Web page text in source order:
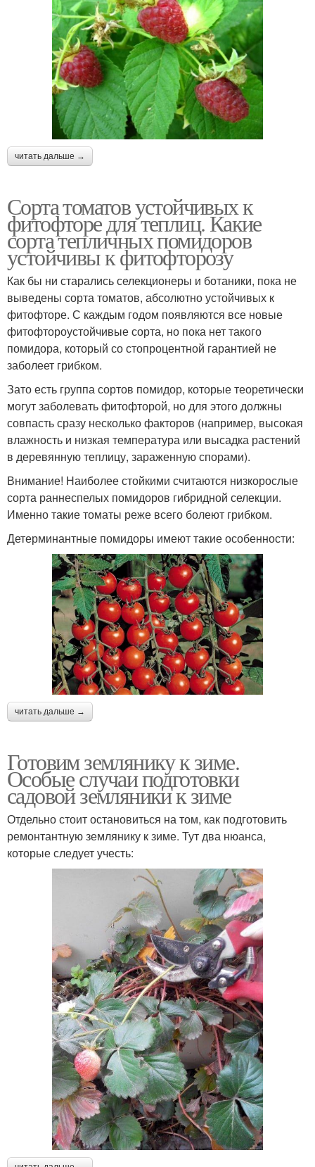
читать дальше →
Сорта томатов устойчивых к
фитофторе для теплиц. Какие
сорта тепличных помидоров
устойчивы к фитофторозу
Как бы ни старались селекционеры и ботаники, пока не
выведены сорта томатов, абсолютно устойчивых к
фитофторе. С каждым годом появляются все новые
фитофтороустойчивые сорта, но пока нет такого
помидора, который со стопроцентной гарантией не
заболеет грибком.
Зато есть группа сортов помидор, которые теоретически
могут заболевать фитофторой, но для этого должны
совпасть сразу несколько факторов (например, высокая
влажность и низкая температура или высадка растений
в деревянную теплицу, зараженную спорами).
Внимание! Наиболее стойкими считаются низкорослые
сорта раннеспелых помидоров гибридной селекции.
Именно такие томаты реже всего болеют грибком.
Детерминантные помидоры имеют такие особенности:
читать дальше →
Готовим землянику к зиме.
Особые случаи подготовки
садовой земляники к зиме
Отдельно стоит остановиться на том, как подготовить
ремонтантную землянику к зиме. Тут два нюанса,
которые следует учесть: